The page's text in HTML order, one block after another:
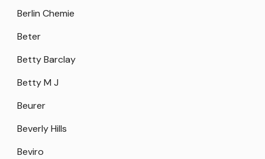
Berlin Chemie
Beter
Betty Barclay
Betty M J
Beurer
Beverly Hills
Beviro